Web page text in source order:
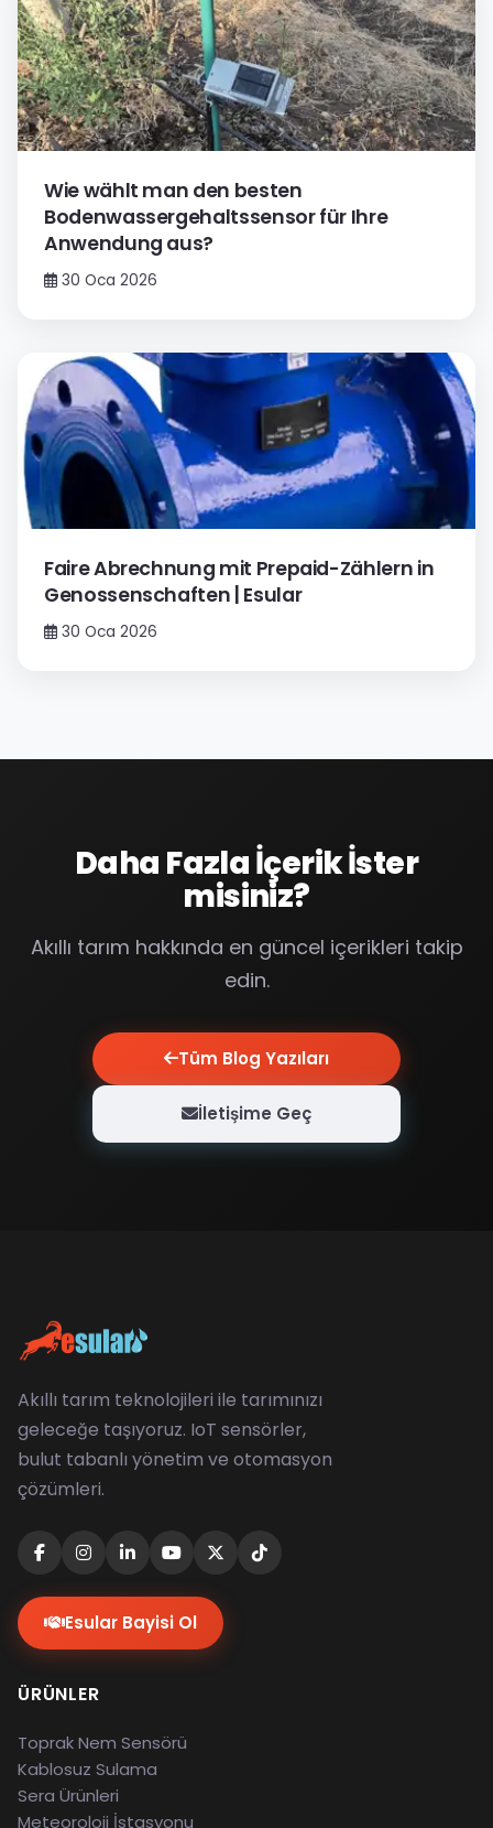
Wie wählt man den besten
Bodenwassergehaltssensor für Ihre
Anwendung aus?
30 Oca 2026
Faire Abrechnung mit Prepaid-Zählern in
Genossenschaften | Esular
30 Oca 2026
Daha Fazla İçerik İster
misiniz?
Akıllı tarım hakkında en güncel içerikleri takip
edin.
Tüm Blog Yazıları
İletişime Geç
Akıllı tarım teknolojileri ile tarımınızı
geleceğe taşıyoruz. IoT sensörler,
bulut tabanlı yönetim ve otomasyon
çözümleri.
Esular Bayisi Ol
ÜRÜNLER
Toprak Nem Sensörü
Kablosuz Sulama
Sera Ürünleri
Meteoroloji İstasyonu